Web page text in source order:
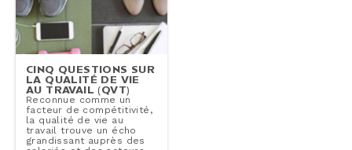
CINQ QUESTIONS SUR
LA QUALITÉ DE VIE
AU TRAVAIL (QVT)
Reconnue comme un
facteur de com­pé­ti­ti­vi­té,
la qualité de vie au
travail trouve un écho
gran­dis­sant auprès des